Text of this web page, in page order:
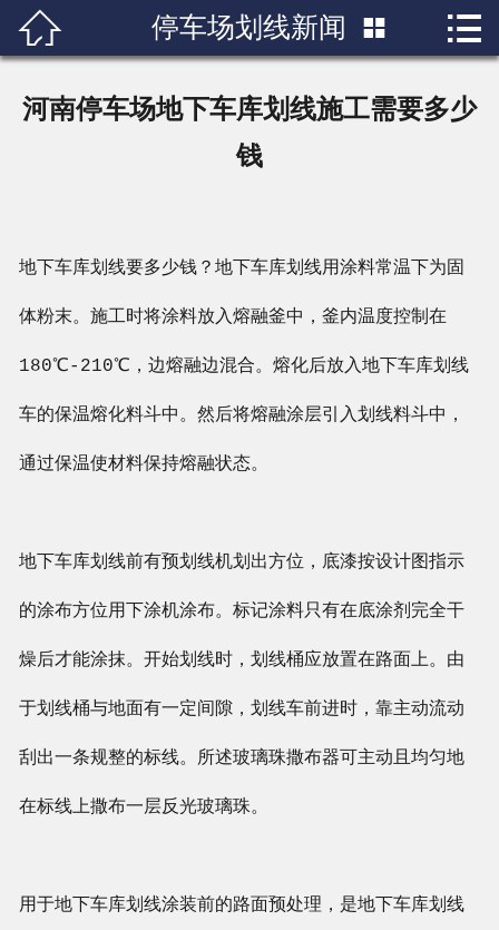
 首页
成功案例
行业知识
人才招聘
 停车场划线新闻  
河南停车场地下车库划线施工需要多少
钱
地下车库划线要多少钱？地下车库划线用涂料常温下为固
体粉末。施工时将涂料放入熔融釜中，釜内温度控制在
180℃-210℃，边熔融边混合。熔化后放入地下车库划线
车的保温熔化料斗中。然后将熔融涂层引入划线料斗中，
通过保温使材料保持熔融状态。
地下车库划线前有预划线机划出方位，底漆按设计图指示
的涂布方位用下涂机涂布。标记涂料只有在底涂剂完全干
燥后才能涂抹。开始划线时，划线桶应放置在路面上。由
于划线桶与地面有一定间隙，划线车前进时，靠主动流动
刮出一条规整的标线。所述玻璃珠撒布器可主动且均匀地
在标线上撒布一层反光玻璃珠。
用于地下车库划线涂装前的路面预处理，是地下车库划线